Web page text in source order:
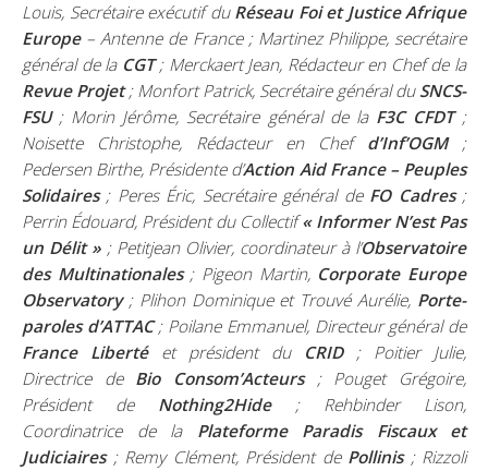
Louis, Secrétaire exécutif duRéseau Foi et Justice Afrique
Europe– Antenne de France ; Martinez Philippe, secrétaire
général de la CGT; Merckaert Jean, Rédacteur en Chef de la
Revue Projet; Monfort Patrick, Secrétaire général duSNCS-
FSU; Morin Jérôme, Secrétaire général de la F3C CFDT;
Noisette Christophe, Rédacteur en Chef d’Inf’OGM;
Pedersen Birthe, Présidente d’Action Aid France – Peuples
Solidaires; Peres Éric, Secrétaire général de FO Cadres;
Perrin Édouard, Président du Collectif« Informer N’est Pas
un Délit » ; Petitjean Olivier, coordinateur à l’Observatoire
des Multinationales; Pigeon Martin, Corporate Europe
Observatory; Plihon Dominique et Trouvé Aurélie, Porte-
paroles d’ATTAC; Poilane Emmanuel, Directeur général de
France Libertéet président du CRID; Poitier Julie,
Directrice de Bio Consom’Acteurs; Pouget Grégoire,
Président de Nothing2Hide; Rehbinder Lison,
Coordinatrice de la Plateforme Paradis Fiscaux et
Judiciaires; Remy Clément, Président de Pollinis; Rizzoli